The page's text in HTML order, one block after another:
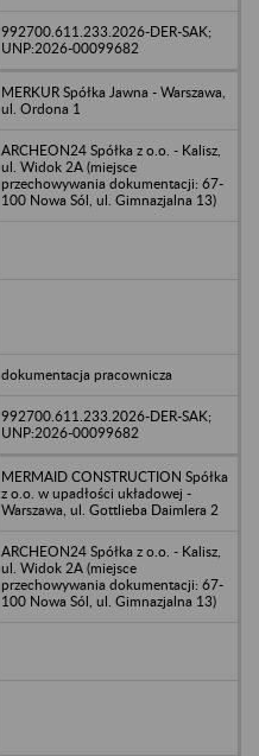
992700.611.233.2026-DER-SAK;
UNP:2026-00099682
MERKUR Spółka Jawna - Warszawa,
ul. Ordona 1
ARCHEON24 Spółka z o.o. - Kalisz,
ul. Widok 2A (miejsce
przechowywania dokumentacji: 67-
100 Nowa Sól, ul. Gimnazjalna 13)
dokumentacja pracownicza
992700.611.233.2026-DER-SAK;
UNP:2026-00099682
MERMAID CONSTRUCTION Spółka
z o.o. w upadłości układowej -
Warszawa, ul. Gottlieba Daimlera 2
ARCHEON24 Spółka z o.o. - Kalisz,
ul. Widok 2A (miejsce
przechowywania dokumentacji: 67-
100 Nowa Sól, ul. Gimnazjalna 13)